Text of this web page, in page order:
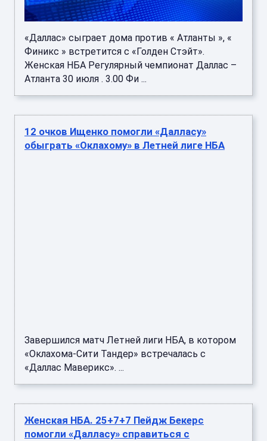
«Даллас» сыграет дома против « Атланты », «
Финикс » встретится с «Голден Стэйт».
Женская НБА Регулярный чемпионат Даллас –
Атланта 30 июля . 3.00 Фи ...
12 очков Ищенко помогли «Далласу»
обыграть «Оклахому» в Летней лиге НБА
Завершился матч Летней лиги НБА, в котором
«Оклахома-Сити Тандер» встречалась с
«Даллас Маверикс». ...
Женская НБА. 25+7+7 Пейдж Бекерс
помогли «Далласу» справиться с